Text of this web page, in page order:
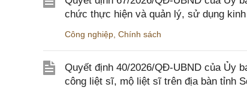
chức thực hiện và quản lý, sử dụng
Công nghiệp Chính sách
Quyết định 40/2026/QĐ-UBND của Ủy
công liệt sĩ, mộ liệt sĩ trên địa bàn tỉnh